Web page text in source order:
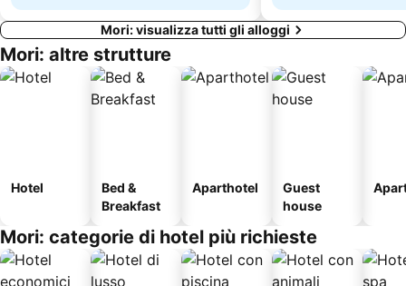
Mori: visualizza tutti gli alloggi
Mori: altre strutture
Hotel
Bed &
Breakfast
Aparthotel
Guest
house
Mori: categorie di hotel più richieste